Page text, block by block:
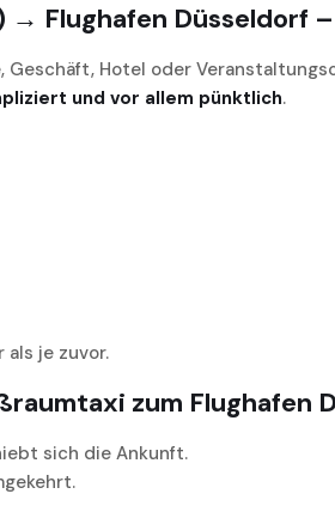
Flughafen Düsseldorf
Geschäft, Hotel oder
und vor allem pünktlich.
je zuvor.
zum Flughafen
sich die Ankunft.